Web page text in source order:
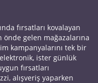
fırsatları kovalayan
önde gelen mağazalarına
kampanyalarını tek bir
ister günlük
fırsatları
alışveriş yaparken